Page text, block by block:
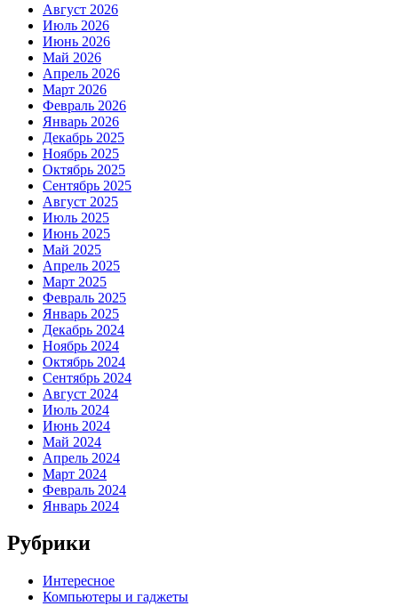
Август 2026
Июль 2026
Июнь 2026
Май 2026
Апрель 2026
Март 2026
Февраль 2026
Январь 2026
Декабрь 2025
Ноябрь 2025
Октябрь 2025
Сентябрь 2025
Август 2025
Июль 2025
Июнь 2025
Май 2025
Апрель 2025
Март 2025
Февраль 2025
Январь 2025
Декабрь 2024
Ноябрь 2024
Октябрь 2024
Сентябрь 2024
Август 2024
Июль 2024
Июнь 2024
Май 2024
Апрель 2024
Март 2024
Февраль 2024
Январь 2024
Рубрики
Интересное
Компьютеры и гаджеты